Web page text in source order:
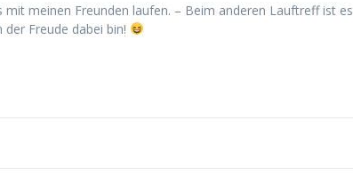
meinen Freunden laufen. – Beim anderen Lauftreff ist es
Freude dabei bin!